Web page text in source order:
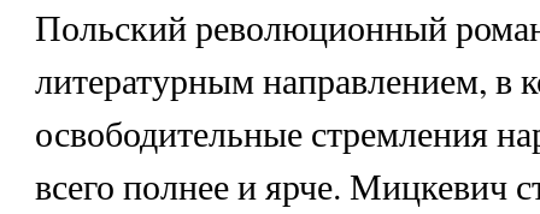
Польский революционный
литературным направлением, в
освободительные стремления
всего полнее и ярче. Мицкевич